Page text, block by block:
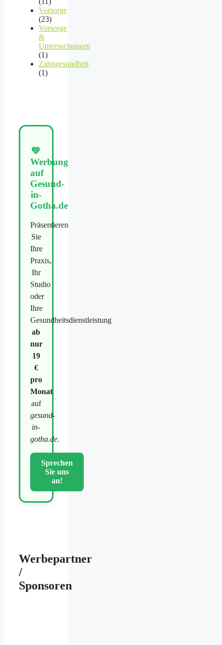
Vorsorge
(23)
Vorsorge
&
Untersuchungen
(1)
Zahngesundheit
(1)
💚
Werbung
auf
Gesund-
in-
Gotha.de
Präsentieren
Sie
Ihre
Praxis,
Ihr
Studio
oder
Ihre
Gesundheitsdienstleistung
ab
nur
19
€
pro
Monat
auf
gesund-
in-
gotha.de.
Sprechen
Sie uns
an!
Werbepartner
/
Sponsoren